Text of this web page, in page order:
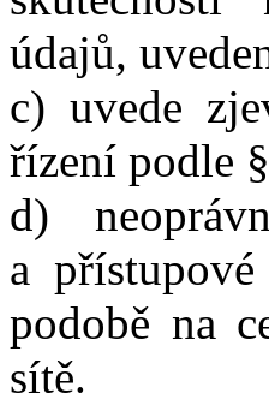
údajů,
c) uvede
řízení podle
d)
a
podobě na
sítě.